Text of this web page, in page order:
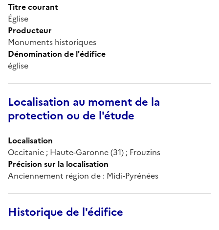
Titre courant
Église
Producteur
Monuments historiques
Dénomination de l'édifice
église
Localisation au moment de la
protection ou de l'étude
Localisation
Occitanie ; Haute-Garonne (31) ; Frouzins
Précision sur la localisation
Anciennement région de : Midi-Pyrénées
Historique de l'édifice